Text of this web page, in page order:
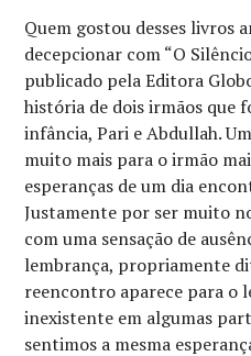
Quem gostou desses livros
decepcionar com “O
publicado pela Editora
história de dois irmãos que
infância, Pari e Abdullah.
muito mais para o irmão
esperanças de um dia
Justamente por ser muito
com uma sensação de
lembrança, propriamente
reencontro aparece para o
inexistente em algumas
sentimos a mesma